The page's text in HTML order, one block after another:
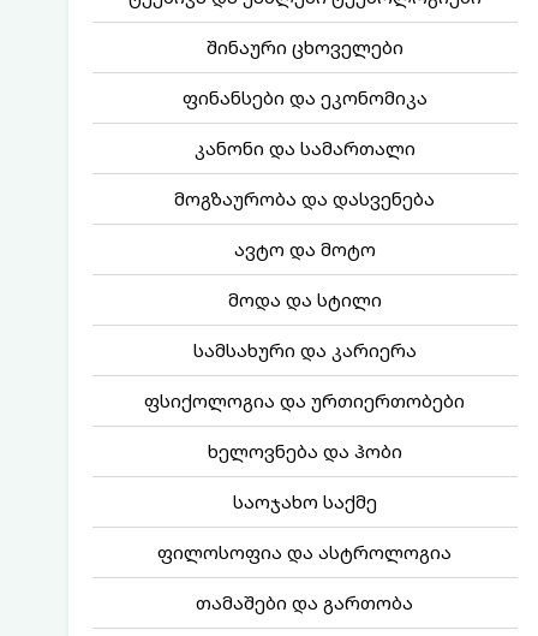
შინაური ცხოველები
ფინანსები და ეკონომიკა
კანონი და სამართალი
მოგზაურობა და დასვენება
ავტო და მოტო
მოდა და სტილი
სამსახური და კარიერა
ფსიქოლოგია და ურთიერთობები
ხელოვნება და ჰობი
საოჯახო საქმე
ფილოსოფია და ასტროლოგია
თამაშები და გართობა